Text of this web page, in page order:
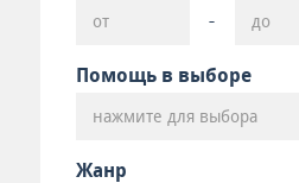
-
Помощь в выборе
нажмите для выбора
Жанр